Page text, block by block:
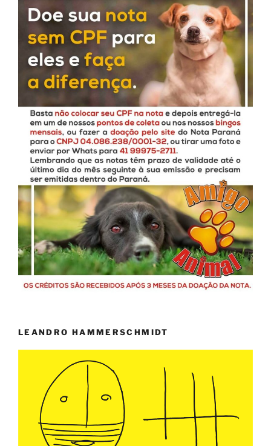
LEANDRO HAMMERSCHMIDT